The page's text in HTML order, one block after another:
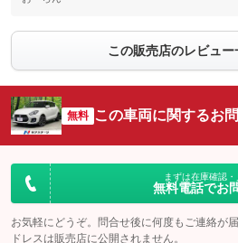
この販売店のレビュー
無料 この車両に関するお
まずは在庫確認
無料電話でお
お気軽にどうぞ。問合せ後に何度もご連絡が
ドレスは販売店に公開されません。